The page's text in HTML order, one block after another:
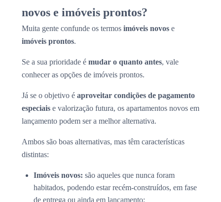
novos e imóveis prontos?
Muita gente confunde os termos imóveis novos e
imóveis prontos.
Se a sua prioridade é mudar o quanto antes, vale
conhecer as opções de imóveis prontos.
Já se o objetivo é aproveitar condições de pagamento
especiais e valorização futura, os apartamentos novos em
lançamento podem ser a melhor alternativa.
Ambos são boas alternativas, mas têm características
distintas:
Imóveis novos: são aqueles que nunca foram
habitados, podendo estar recém-construídos, em fase
de entrega ou ainda em lançamento;